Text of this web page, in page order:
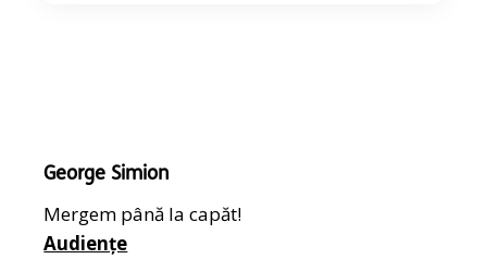
George Simion
Mergem până la capăt!
Audiențe